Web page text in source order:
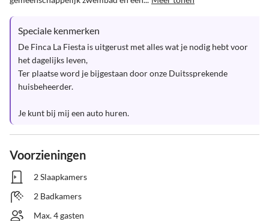
Speciale kenmerken
De Finca La Fiesta is uitgerust met alles wat je nodig hebt voor
het dagelijks leven,
Ter plaatse word je bijgestaan door onze Duitssprekende
huisbeheerder.
Je kunt bij mij een auto huren.
Voorzieningen
2 Slaapkamers
2 Badkamers
Max. 4 gasten